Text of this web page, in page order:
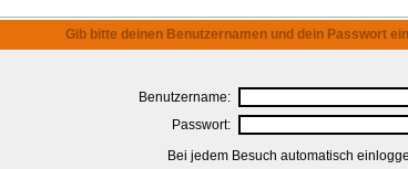
Gib bitte deinen Benutzernamen und dein Passwort
Benutzername:
Passwort:
Bei jedem Besuch automatisch